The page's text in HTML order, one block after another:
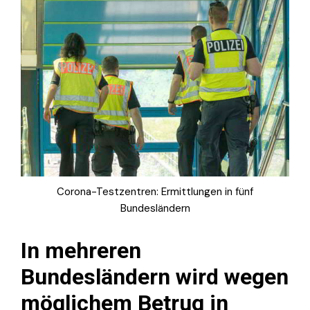
Corona-Testzentren: Ermittlungen in fünf
Bundesländern
In mehreren
Bundesländern wird wegen
möglichem Betrug in